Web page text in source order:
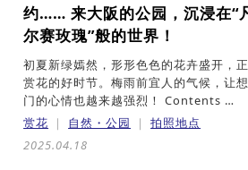
约……来大阪的公园，沉浸在“
尔赛玫瑰”般的世界！
初夏新绿嫣然，形形色色的花卉盛开，
赏花的好时节。梅雨前宜人的气候，让
门的心情也越来越强烈！ Contents …
赏花
自然・公园
拍照地点
2025.04.18